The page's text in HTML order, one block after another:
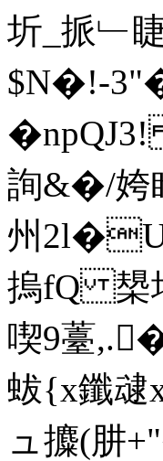
圻_挀
$N�!-
詢&�/姱
州
摀fQ 槼
喫9薹
蛂{x鑯
ュ攗(肼